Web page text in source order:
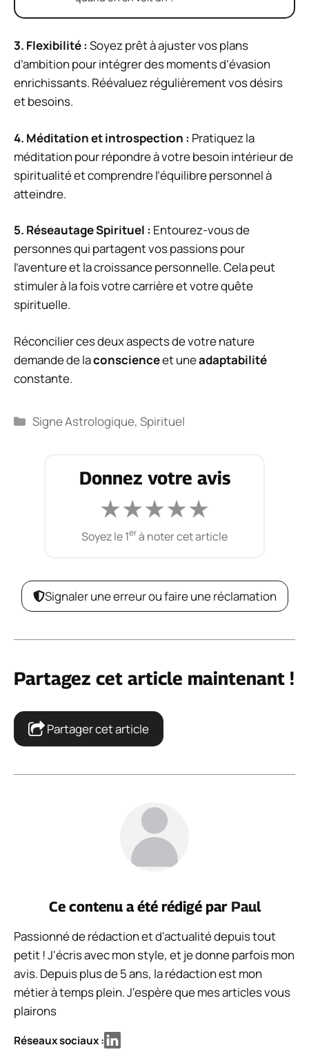
3. Flexibilité: Soyez prêt à ajuster vos plans
d’ambition pour intégrer des moments d’évasion
enrichissants. Réévaluez régulièrement vos désirs
et besoins.
4. Méditation et introspection : Pratiquez la
méditation pour répondre à votre besoin intérieur de
spiritualité et comprendre l’équilibre personnel à
atteindre.
5. Réseautage Spirituel : Entourez-vous de
personnes qui partagent vos passions pour
l’aventure et la croissance personnelle. Cela peut
stimuler à la fois votre carrière et votre quête
spirituelle.
Réconcilier ces deux aspects de votre nature
demande de laconscienceet uneadaptabilité
constante.
Catégories
Signe Astrologique,Spirituel
Donnez votre avis
★★★★★
Soyez le 1erà noter cet article
Signaler une erreur ou faire une réclamation
Partagez cet article maintenant !
Partager cet article
Ce contenu a été rédigé par Paul
Passionné de rédaction et d'actualité depuis tout
petit ! J'écris avec mon style, et je donne parfois mon
avis. Depuis plus de 5 ans, la rédaction est mon
métier à temps plein. J'espère que mes articles vous
plairons
Réseaux sociaux :